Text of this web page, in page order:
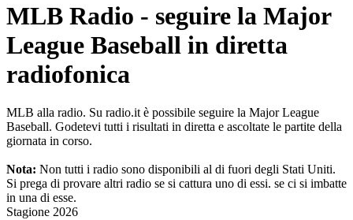
MLB Radio - seguire la Major
League Baseball in diretta
radiofonica
MLB alla radio. Su radio.it è possibile seguire la Major League
Baseball. Godetevi tutti i risultati in diretta e ascoltate le partite della
giornata in corso.
Nota: Non tutti i radio sono disponibili al di fuori degli Stati Uniti.
Si prega di provare altri radio se si cattura uno di essi. se ci si imbatte
in una di esse.
Stagione 2026